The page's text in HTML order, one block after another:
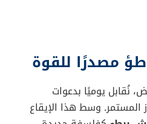
مصدرًا للقوة
نُقابل يوميًا بدعوات
المستمر. وسط هذا الإيقاع